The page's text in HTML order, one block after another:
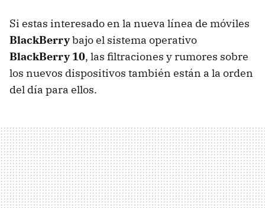
Si estas interesado en la nueva línea de móviles
BlackBerrybajo el sistema operativo
BlackBerry 10, las filtraciones y rumores sobre
los nuevos dispositivos también están a la orden
del día para ellos.